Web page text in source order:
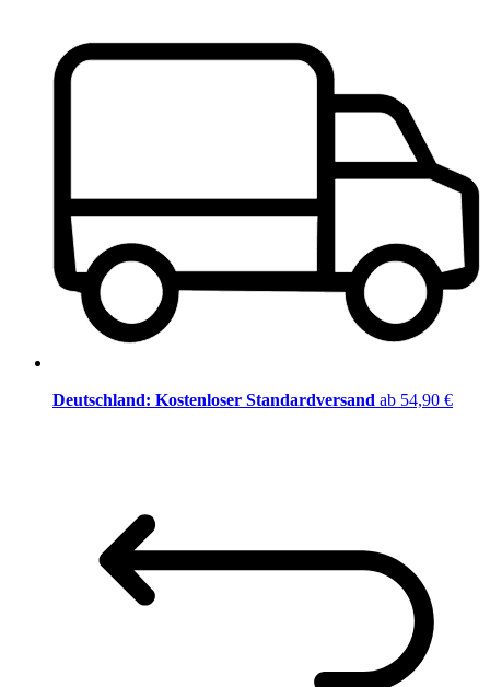
Deutschland: Kostenloser Standardversand ab 54,90 €